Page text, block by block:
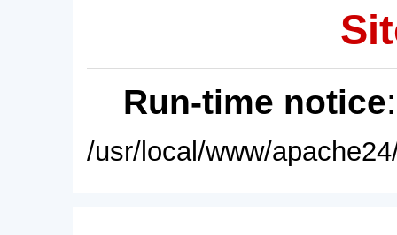
Run-time notice
/usr/local/www/